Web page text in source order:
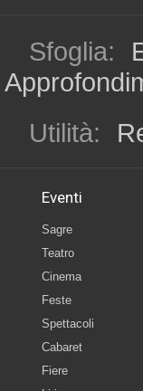
Sfoglia:
Utilità:
Eventi
Sagre
Teatro
Cinema
Feste
Spettacoli
Cabaret
Fiere